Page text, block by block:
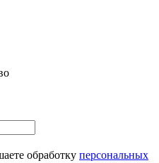
обработку персональных